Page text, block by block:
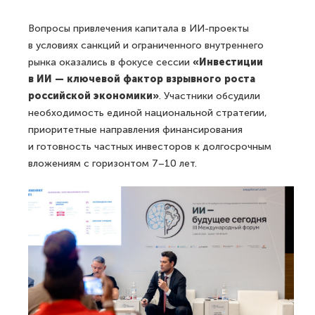
Вопросы привлечения капитала в ИИ-проекты
в условиях санкций и ограниченного внутреннего
рынка оказались в фокусе сессии «Инвестиции
в ИИ — ключевой фактор взрывного роста
российской экономики». Участники обсудили
необходимость единой национальной стратегии,
приоритетные направления финансирования
и готовность частных инвесторов к долгосрочным
вложениям с горизонтом 7–10 лет.